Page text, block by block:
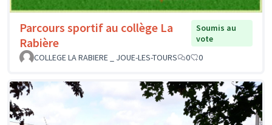
Parcours sportif au collège La
Rabière
Soumis au
vote
COLLEGE LA RABIERE _ JOUE-LES-TOURS
0 0